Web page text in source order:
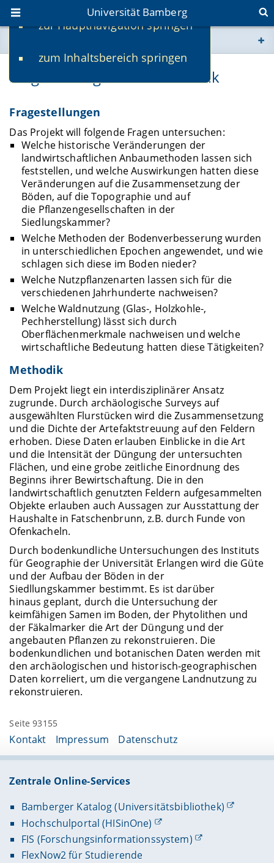
zur Hauptnavigation springen
zum Inhaltsbereich springen
Universität Bamberg
www.uni-bamberg.de
fis.uni-bamberg.de
Fragestellungen und Methodik
Fragestellungen
Das Projekt will folgende Fragen untersuchen:
Welche historische Veränderungen der
landwirtschaftlichen Anbaumethoden lassen sich
feststellen, und welche Auswirkungen hatten diese
Veränderungen auf die Zusammensetzung der
Böden, auf die Topographie und auf
die Pflanzengesellschaften in der
Siedlungskammer?
Welche Methoden der Bodenverbesserung wurden
in unterschiedlichen Epochen angewendet, und wie
schlagen sich diese im Boden nieder?
Welche Nutzpflanzenarten lassen sich für die
verschiedenen Jahrhunderte nachweisen?
Welche Waldnutzung (Glas-, Holzkohle-,
Pechherstellung) lässt sich durch
Oberflächenmerkmale nachweisen und welche
wirtschaftliche Bedeutung hatten diese Tätigkeiten?
Methodik
Dem Projekt liegt ein interdisziplinärer Ansatz
zugrunde. Durch archäologische Surveys auf
ausgewählten Flurstücken wird die Zusammensetzung
und die Dichte der Artefaktstreuung auf den Feldern
erhoben. Diese Daten erlauben Einblicke in die Art
und die Intensität der Düngung der untersuchten
Flächen, und eine grobe zeitliche Einordnung des
Beginns ihrer Bewirtschaftung. Die in den
landwirtschaftlich genutzten Feldern aufgesammelten
Objekte erlauben auch Aussagen zur Ausstattung der
Haushalte in Fatschenbrunn, z.B. durch Funde von
Ofenkacheln.
Durch bodenkundliche Untersuchungen des Instituts
für Geographie der Universität Erlangen wird die Güte
und der Aufbau der Böden in der
Siedllungskammer bestimmt. Es ist darüber
hinaus geplant, durch die Untersuchung der
keimfähigen Samen im Boden, der Phytolithen und
der Fäkalmarker die Art der Düngung und der
angebauten Pflanzen zu rekonstruieren. Die
bodenkundlichen und botanischen Daten werden mit
den archäologischen und historisch-geographischen
Daten korreliert, um die vergangene Landnutzung zu
rekonstruieren.
Seite 93155
Kontakt Impressum Datenschutz
Zentrale Online-Services
Bamberger Katalog (Universitätsbibliothek)
Hochschulportal (HISinOne)
FIS (Forschungsinformationssystem)
FlexNow2 für Studierende